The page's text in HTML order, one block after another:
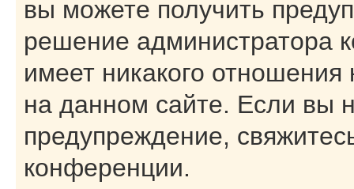
вы можете получить
решение администратора
имеет никакого
на данном сайте. Если вы
предупреждение,
конференции.